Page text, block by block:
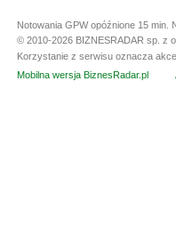
Notowania GPW opóźnione 15 min.
© 2010-2026 BIZNESRADAR sp. z
Korzystanie z serwisu oznacza
Mobilna wersja BiznesRadar.pl